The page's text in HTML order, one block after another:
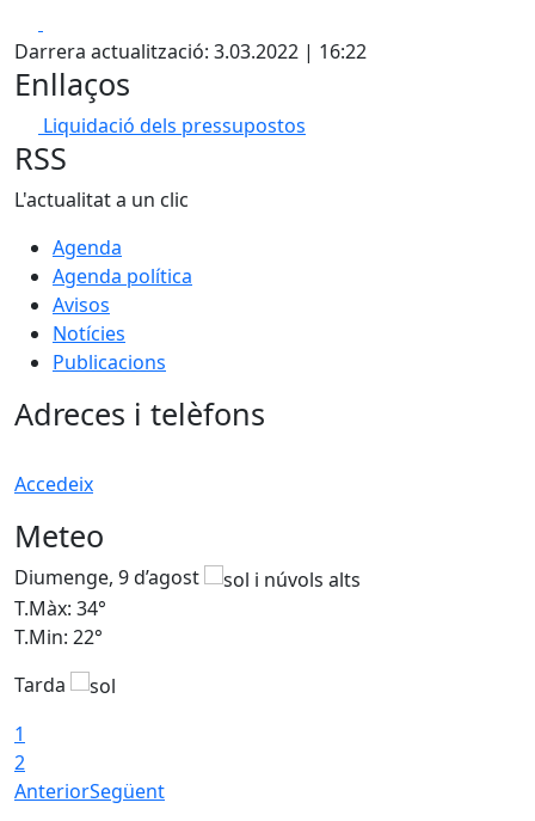
Darrera actualització: 3.03.2022 | 16:22
Enllaços
Liquidació dels pressupostos
RSS
L'actualitat a un clic
Agenda
Agenda política
Avisos
Notícies
Publicacions
Adreces i telèfons
Accedeix
Meteo
Diumenge, 9 d’agost
T.Màx: 34°
T.Min: 22°
Tarda
1
2
AnteriorSegüent